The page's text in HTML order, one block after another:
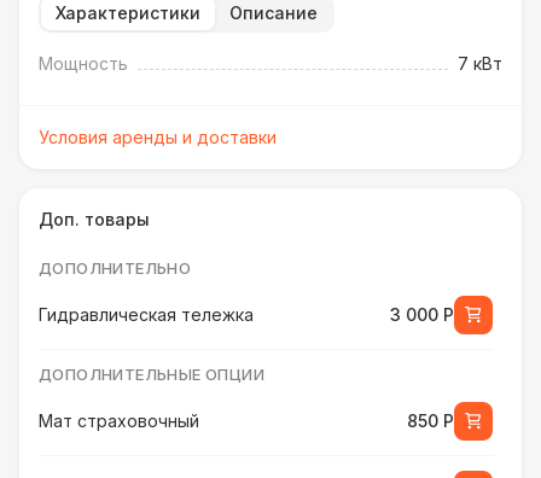
Характеристики Описание
Мощность 7 кВт
Условия аренды и доставки
Доп. товары
ДОПОЛНИТЕЛЬНО
Гидравлическая тележка 3 000 Р
ДОПОЛНИТЕЛЬНЫЕ ОПЦИИ
Мат страховочный 850 Р